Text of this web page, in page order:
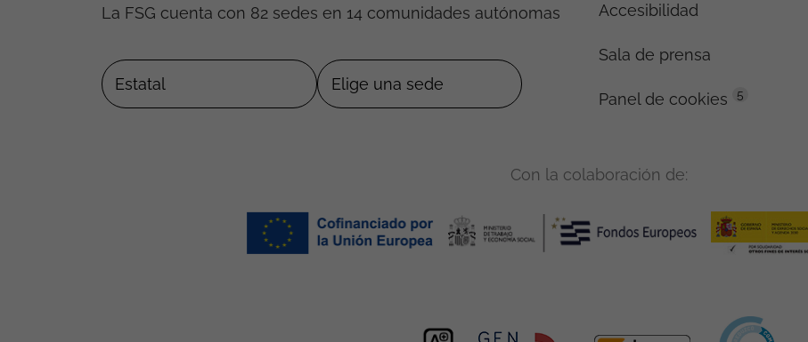
La FSG cuenta con 82 sedes en 14 comunidades autónomas Accesibilidad
Sala de prensa
Panel de cookies 5
Con la colaboración de: